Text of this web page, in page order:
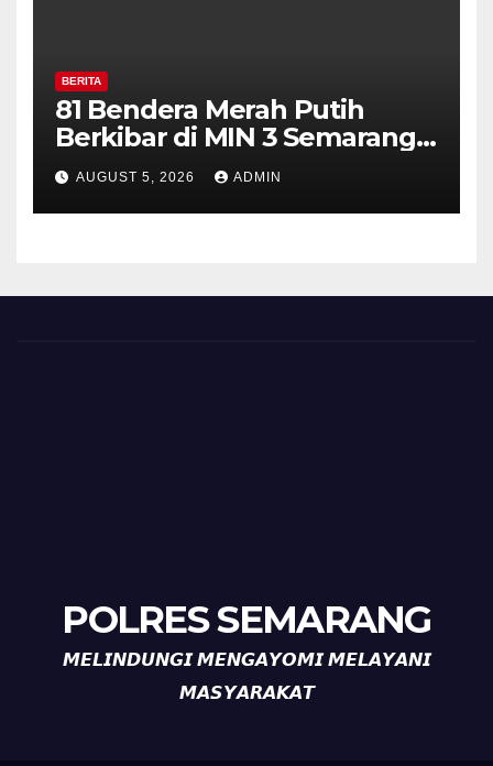
BERITA
81 Bendera Merah Putih
Berkibar di MIN 3 Semarang,
Bhabinkamtibmas Desa
Timpik Hadiri Peringatan
HUT ke-81 Kemerdekaan RI
AUGUST 5, 2026 ADMIN
POLRES SEMARANG
𝙈𝙀𝙇𝙄𝙉𝘿𝙐𝙉𝙂𝙄 𝙈𝙀𝙉𝙂𝘼𝙔𝙊𝙈𝙄 𝙈𝙀𝙇𝘼𝙔𝘼𝙉𝙄
𝙈𝘼𝙎𝙔𝘼𝙍𝘼𝙆𝘼𝙏